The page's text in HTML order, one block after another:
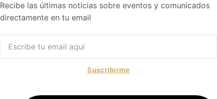
Recibe las últimas noticias sobre eventos y comunicados
directamente en tu email
Suscribirme